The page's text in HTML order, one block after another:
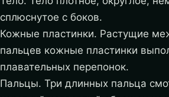
сплюснутое с боков.
Кожные пластинки. Растущие
пальцев кожные пластинки
плавательных перепонок.
Пальцы. Три длинных пальца